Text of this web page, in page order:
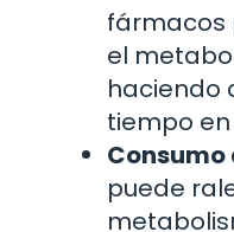
fármacos
el
haciendo
tiempo
Consumo
puede